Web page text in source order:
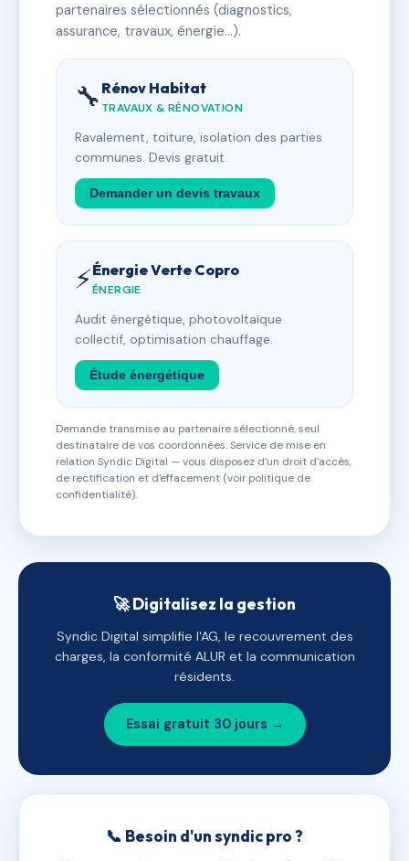
partenaires sélectionnés (diagnostics,
assurance, travaux, énergie…).
🔧 Rénov Habitat
TRAVAUX & RÉNOVATION
Ravalement, toiture, isolation des parties
communes. Devis gratuit.
Demander un devis travaux
⚡Énergie Verte Copro
ÉNERGIE
Audit énergétique, photovoltaïque
collectif, optimisation chauffage.
Étude énergétique
Demande transmise au partenaire sélectionné, seul
destinataire de vos coordonnées. Service de mise en
relation Syndic Digital — vous disposez d'un droit d'accès,
de rectification et d'effacement (voir politique de
confidentialité).
🚀 Digitalisez la gestion
Syndic Digital simplifie l'AG, le recouvrement des
charges, la conformité ALUR et la communication
résidents.
Essai gratuit 30 jours →
📞 Besoin d'un syndic pro ?